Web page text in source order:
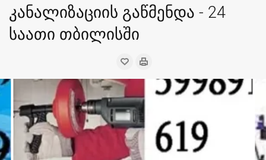
კანალიზაციის გაწმენდა - 24
საათი თბილისში